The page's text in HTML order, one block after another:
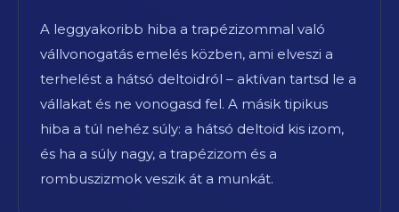
A leggyakoribb hiba a trapézizommal való
vállvonogatás emelés közben, ami elveszi a
terhelést a hátsó deltoidról – aktívan tartsd le a
vállakat és ne vonogasd fel. A másik tipikus
hiba a túl nehéz súly: a hátsó deltoid kis izom,
és ha a súly nagy, a trapézizom és a
rombuszizmok veszik át a munkát.